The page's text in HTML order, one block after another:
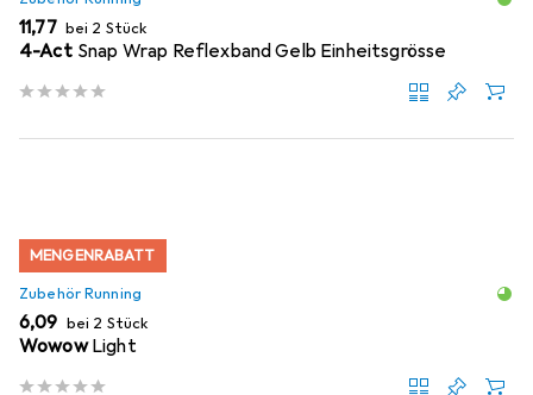
EUR
11,77 bei 2 Stück
4-Act Snap Wrap Reflexband Gelb Einheitsgrösse
MENGENRABATT
Zubehör Running
EUR
6,09 bei 2 Stück
Wowow Light